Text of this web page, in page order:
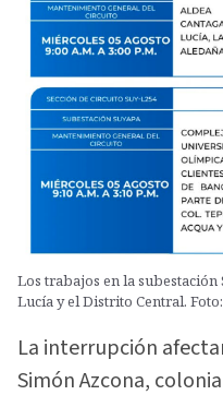
Los trabajos en la subestación
Lucía y el Distrito Central.
La interrupción
Simón Azcona,